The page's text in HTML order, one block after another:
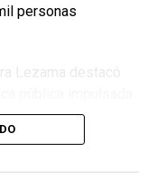
personas
Lezama destacó
por la
que